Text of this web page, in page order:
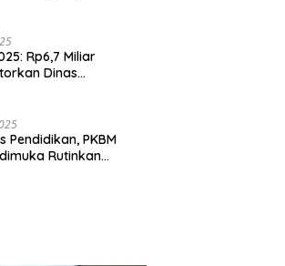
Segar
Rp6,7 Miliar
Dinas
Pendidikan, PKBM
Rutinkan